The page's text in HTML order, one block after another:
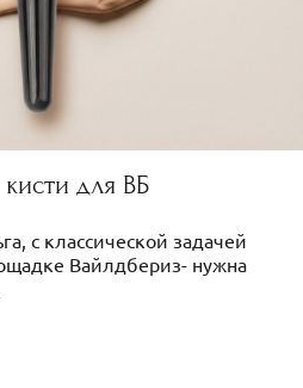
для ВБ
с классической задачей
Вайлдбериз- нужна